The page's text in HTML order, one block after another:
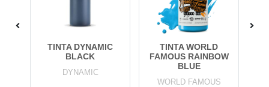
TINTA DYNAMIC
BLACK
DYNAMIC
TINTA WORLD
FAMOUS RAINBOW
BLUE
WORLD FAMOUS